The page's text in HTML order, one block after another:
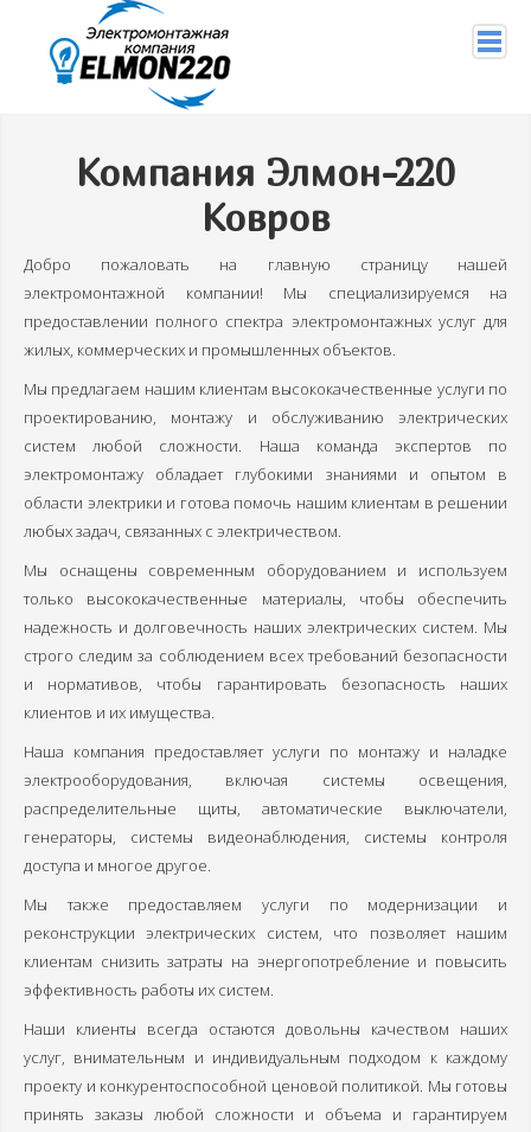
info@elmon220.ru
Услуги
Подключение проводов
Электромонтажные работы
Правила работы с электричеством
Монтаж СИП
Прокладка кабеля
Монтаж светильников
Замена электросчётчиков
Установка розеток-выключателей
Заземление в частном доме
Прайс-Лист
Политика обработки персональных данных
Наши специалисты
Наша гарантия
Наши цены
Компания Элмон-220
Ковров
Добро пожаловать на главную страницу нашей
электромонтажной компании! Мы специализируемся на
предоставлении полного спектра электромонтажных услуг для
жилых, коммерческих и промышленных объектов.
Мы предлагаем нашим клиентам высококачественные услуги по
проектированию, монтажу и обслуживанию электрических
систем любой сложности. Наша команда экспертов по
электромонтажу обладает глубокими знаниями и опытом в
области электрики и готова помочь нашим клиентам в решении
любых задач, связанных с электричеством.
Мы оснащены современным оборудованием и используем
только высококачественные материалы, чтобы обеспечить
надежность и долговечность наших электрических систем. Мы
строго следим за соблюдением всех требований безопасности
и нормативов, чтобы гарантировать безопасность наших
клиентов и их имущества.
Наша компания предоставляет услуги по монтажу и наладке
электрооборудования, включая системы освещения,
распределительные щиты, автоматические выключатели,
генераторы, системы видеонаблюдения, системы контроля
доступа и многое другое.
Мы также предоставляем услуги по модернизации и
реконструкции электрических систем, что позволяет нашим
клиентам снизить затраты на энергопотребление и повысить
эффективность работы их систем.
Наши клиенты всегда остаются довольны качеством наших
услуг, внимательным и индивидуальным подходом к каждому
проекту и конкурентоспособной ценовой политикой. Мы готовы
принять заказы любой сложности и объема и гарантируем